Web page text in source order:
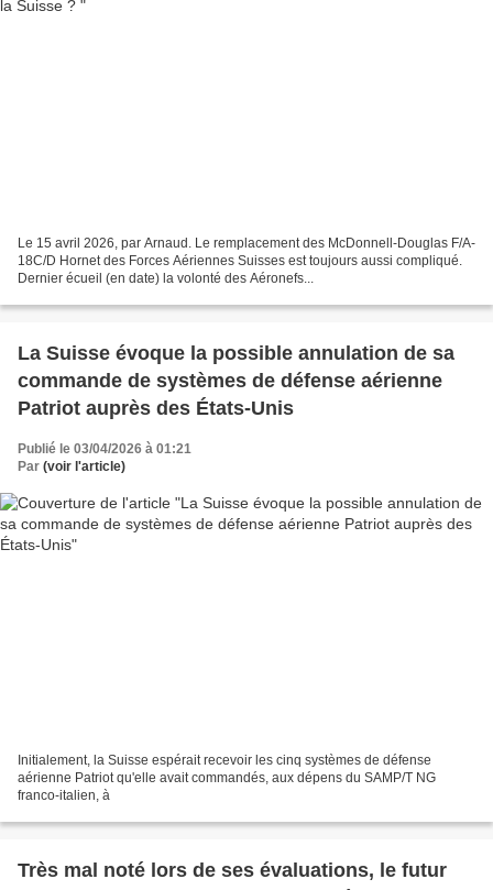
Le 15 avril 2026, par Arnaud. Le remplacement des McDonnell-Douglas F/A-
18C/D Hornet des Forces Aériennes Suisses est toujours aussi compliqué.
Dernier écueil (en date) la volonté des Aéronefs...
La Suisse évoque la possible annulation de sa
commande de systèmes de défense aérienne
Patriot auprès des États-Unis
Publié le 03/04/2026 à 01:21
Par (voir l'article)
Initialement, la Suisse espérait recevoir les cinq systèmes de défense
aérienne Patriot qu'elle avait commandés, aux dépens du SAMP/T NG
franco-italien, à
Très mal noté lors de ses évaluations, le futur